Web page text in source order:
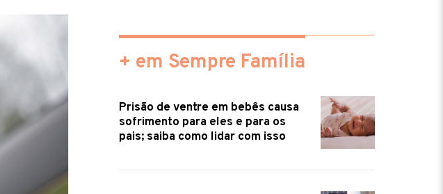
+ em Sempre Família
Prisão de ventre em bebês causa
sofrimento para eles e para os
pais; saiba como lidar com isso